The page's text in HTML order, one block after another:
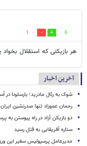
6
1
هر بازیکنی که استقلال
آخرین اخبار
شوک به رئال مادرید؛ بارسلونا در
رحمان عموزاد تنها صدرنشین ایران
دو بازیکن آزاد در راه پیوستن به
ستاره آفریقایی به قتل رسید
مدیرعامل پرسپولیس سفیر این